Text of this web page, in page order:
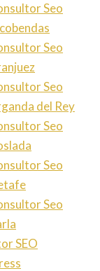
Seo
Seo
Seo
del Rey
Seo
Seo
Seo
SEO